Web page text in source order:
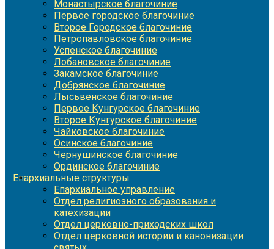
Монастырское благочиние
Первое городское благочиние
Второе Городское благочиние
Петропавловское благочиние
Успенское благочиние
Лобановское благочиние
Закамское благочиние
Добрянское благочиние
Лысьвенское благочиние
Первое Кунгурское благочиние
Второе Кунгурское благочиние
Чайковское благочиние
Осинское благочиние
Чернушинское благочиние
Ординское благочиние
Епархиальные структуры
Епархиальное управление
Отдел религиозного образования и
катехизации
Отдел церковно-приходских школ
Отдел церковной истории и канонизации